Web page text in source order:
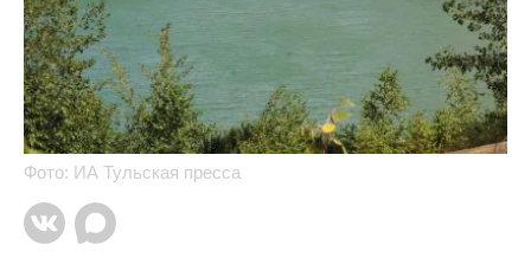
Фото: ИА Тульская пресса